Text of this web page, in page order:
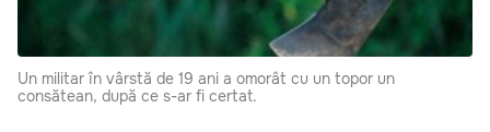
Un militar în vârstă de 19 ani a omorât cu un topor un
consătean, după ce s-ar fi certat.